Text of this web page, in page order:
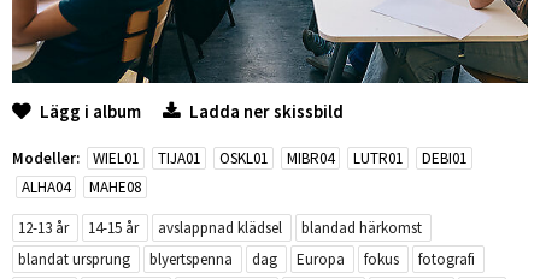
Lägg i album Ladda ner skissbild
Modeller: WIEL01 TIJA01 OSKL01 MIBR04 LUTR01
DEBI01
ALHA04
MAHE08
12-13 år
14-15 år avslappnad klädsel
blandad härkomst
blandat ursprung
blyertspenna dag Europa fokus
fotografi